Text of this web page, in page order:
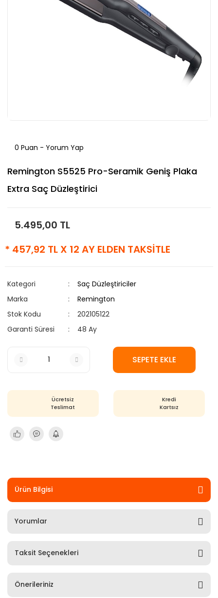
0 Puan - Yorum Yap
Remington S5525 Pro-Seramik Geniş Plaka
Extra Saç Düzleştirici
5.495,00 TL
* 457,92 TL X 12 AY ELDEN TAKSİTLE
Kategori
Saç Düzleştiriciler
Marka
Remington
Stok Kodu
202105122
Garanti Süresi
48 Ay
SEPETE EKLE
Ücretsiz
Teslimat
Kredi
Kartsız
Ürün Bilgisi
Yorumlar
Taksit Seçenekleri
Önerileriniz